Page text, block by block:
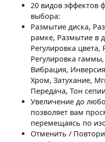
20 видов эффектов
выбора:
Размытие диска,
рамке, Размытие в
Регулировка цвета,
Регулировка
Вибрация,
Хром, Затухание,
Передача, Тон
Увеличение до
позволяет вам
перемещаясь по
Отменить /